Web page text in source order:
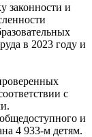
законности и
в 2023 году и
с
и
4 933-м детям.